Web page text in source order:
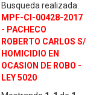
Busqueda realizada:
MPF-CI-00428-2017
- PACHECO
ROBERTO CARLOS S/
HOMICIDIO EN
OCASION DE ROBO -
LEY 5020